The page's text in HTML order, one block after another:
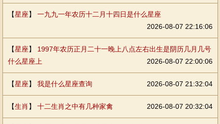
【星座】 一九九一年农历十二月十四日是什么星座
2026-08-07 22:16:06
【星座】 1997年农历正月二十一晚上八点左右出生是阴历几月几号
什么星座上
2026-08-07 22:00:06
【星座】 我是什么星座查询 2026-08-07 21:32:04
【生肖 】 十二生肖之中有几种家禽 2026-08-07 20:32:04